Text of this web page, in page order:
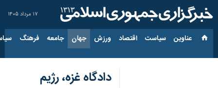
۱۷ مرداد ۱۴۰۵
عناوین‌ سیاست اقتصاد ورزش جهان جامعه فرهنگ
دادگاه غزه، رژیم